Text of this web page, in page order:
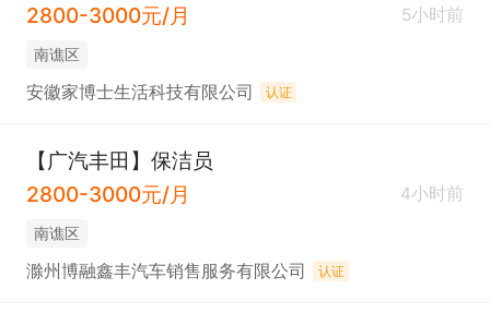
2800-3000元/月
5小时前
南谯区
安徽家博士生活科技有限公司 认证
【广汽丰田】保洁员
2800-3000元/月
4小时前
南谯区
滁州博融鑫丰汽车销售服务有限公司 认证